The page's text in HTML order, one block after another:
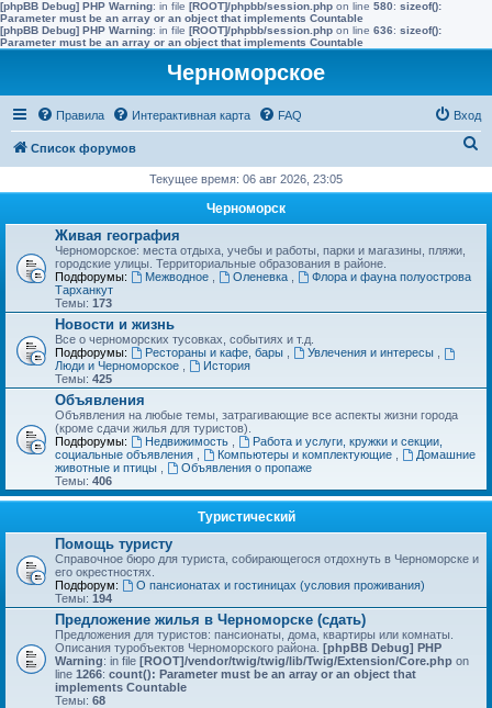
[phpBB Debug] PHP Warning: in file [ROOT]/phpbb/session.php on line 580: sizeof():
Parameter must be an array or an object that implements Countable
[phpBB Debug] PHP Warning: in file [ROOT]/phpbb/session.php on line 636: sizeof():
Parameter must be an array or an object that implements Countable
Черноморское
Правила Интерактивная карта FAQ Вход
Список форумов
с
Текущее время: 06 авг 2026, 23:05
Черноморск
Живая география
Черноморское: места отдыха, учебы и работы, парки и магазины, пляжи,
городские улицы. Территориальные образования в районе.
Подфорумы:
Межводное Оленевка
Флора и фауна полуострова
Тарханкут
Темы: 173
Новости и жизнь
Все о черноморских тусовках, событиях и т.д.
Подфорумы:
Рестораны и кафе, бары Увлечения и интересы
Люди и Черноморское
История
Темы: 425
Объявления
Объявления на любые темы, затрагивающие все аспекты жизни города
(кроме сдачи жилья для туристов).
Подфорумы:
Недвижимость
Работа и услуги, кружки и секции,
социальные объявления
Компьютеры и комплектующие
Домашние
животные и птицы
Объявления о пропаже
Темы: 406
Туристический
Помощь туристу
Справочное бюро для туриста, собирающегося отдохнуть в Черноморске и
его окрестностях.
Подфорум:
О пансионатах и гостиницах (условия проживания)
Темы: 194
Предложение жилья в Черноморске (сдать)
Предложения для туристов: пансионаты, дома, квартиры или комнаты.
Описания туробъектов Черноморского района. [phpBB Debug] PHP
Warning: in file [ROOT]/vendor/twig/twig/lib/Twig/Extension/Core.php on
line 1266: count(): Parameter must be an array or an object that
implements Countable
Темы: 68